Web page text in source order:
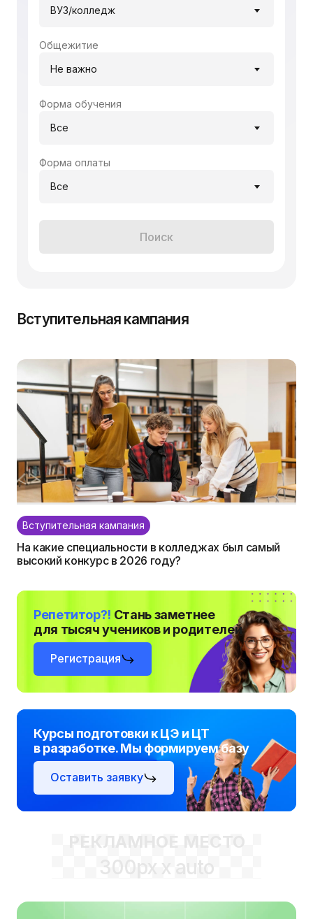
ВУЗ/колледж
Общежитие
Не важно
Форма обучения
Все
Форма оплаты
Все
Поиск
Вступительная кампания
Вступительная кампания
На какие специальности в колледжах был самый
высокий конкурс в 2026 году?
Репетитор?! Стань заметнее
для тысяч учеников и родителей
Регистрация
Курсы подготовки к ЦЭ и ЦТ
в разработке. Мы формируем базу
Оставить заявку
РЕКЛАМНОЕ МЕСТО
300px x auto